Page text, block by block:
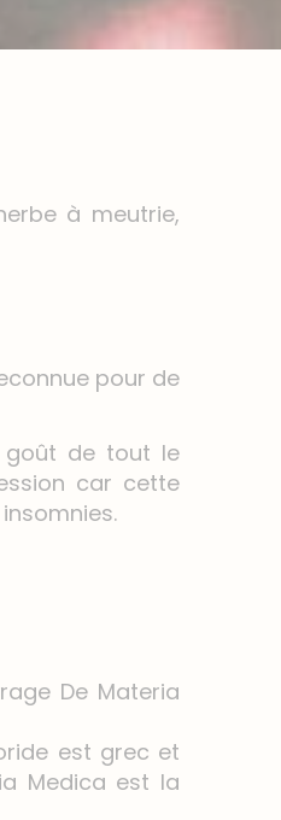
à meutrie,
pour de
goût de tout le
car cette
De Materia
est grec et
Medica est la